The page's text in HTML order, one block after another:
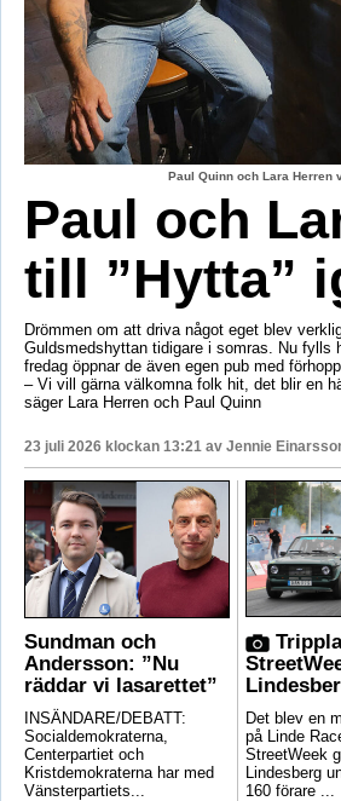
Paul Quinn och Lara Herren
Paul och
till ”Hytta”
Drömmen om att driva något eget blev
Guldsmedshyttan tidigare i somras. Nu fylls
fredag öppnar de även egen pub med
– Vi vill gärna välkomna folk hit, det blir en
säger Lara Herren och Paul Quinn
23 juli 2026 klockan 13:21 av Jennie
Sundman och
Andersson: ”Nu
räddar vi lasarettet”
INSÄNDARE/DEBATT:
Socialdemokraterna,
Centerpartiet och
Kristdemokraterna har med
Vänsterpartiets...
Det blev en
på Linde
StreetWeek
Lindesberg
160 förare ...